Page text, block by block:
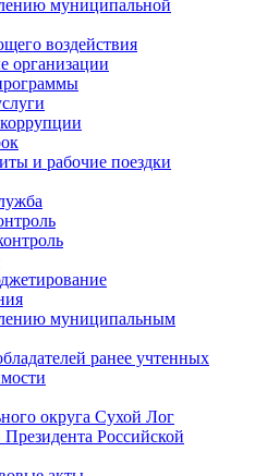
муниципальной
воздействия
организации
и рабочие поездки
муниципальным
ранее учтенных
округа Сухой Лог
Президента Российской